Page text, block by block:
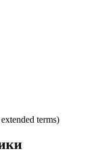
terms)